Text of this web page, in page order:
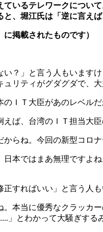
いるテレワークについて
、堀江氏は「逆に言え
掲載されたものです）
？」と言う人もいます
リティがグダグダで、
ＩＴ大臣があのレベルだ
ば、台湾のＩＴ担当大
らね。今回の新型コロ
本ではまあ無理ですよ
すればいい」と言う人も
本当に優秀なクラッカ
」とわかって大騒ぎする